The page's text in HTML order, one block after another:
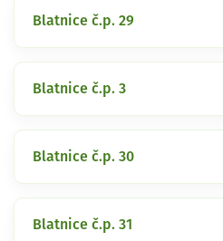
Blatnice č.p. 29
Blatnice č.p. 3
Blatnice č.p. 30
Blatnice č.p. 31